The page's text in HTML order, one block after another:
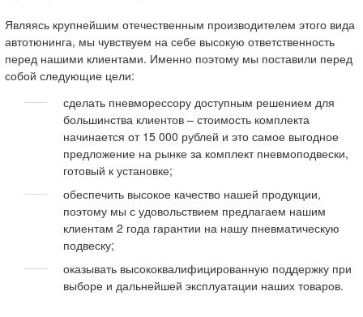
Являясь крупнейшим отечественным производителем этого вида
автотюнинга, мы чувствуем на себе высокую ответственность
перед нашими клиентами. Именно поэтому мы поставили перед
собой следующие цели:
сделать пневморессору доступным решением для
большинства клиентов – стоимость комплекта
начинается от 15 000 рублей и это самое выгодное
предложение на рынке за комплект пневмоподвески,
готовый к установке;
обеспечить высокое качество нашей продукции,
поэтому мы с удовольствием предлагаем нашим
клиентам 2 года гарантии на нашу пневматическую
подвеску;
оказывать высококвалифицированную поддержку при
выборе и дальнейшей эксплуатации наших товаров.